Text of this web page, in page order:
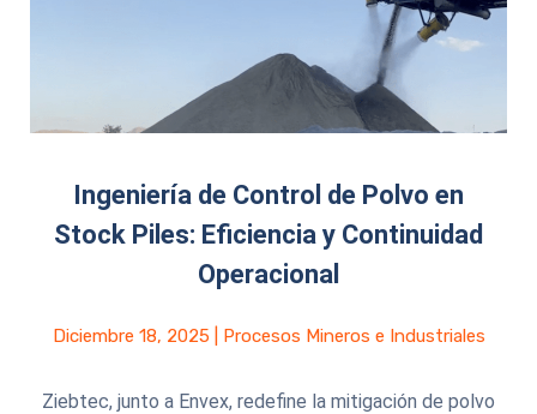
Ingeniería de Control de Polvo en
Stock Piles: Eficiencia y Continuidad
Operacional
Diciembre 18, 2025 Procesos Mineros e Industriales
Ziebtec, junto a Envex, redefine la mitigación de polvo